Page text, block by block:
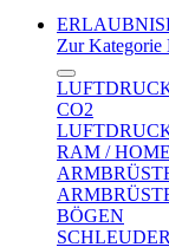
Zur
CO2
RAM /
BÖGEN